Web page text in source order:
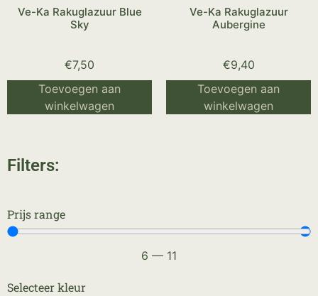
Filters:
Prijs range
6 — 11
Selecteer kleur
Ve-Ka Rakuglazuur Blue
Sky
€7,50
Toevoegen aan
winkelwagen
Ve-Ka Rakuglazuur
Aubergine
€9,40
Toevoegen aan
winkelwagen